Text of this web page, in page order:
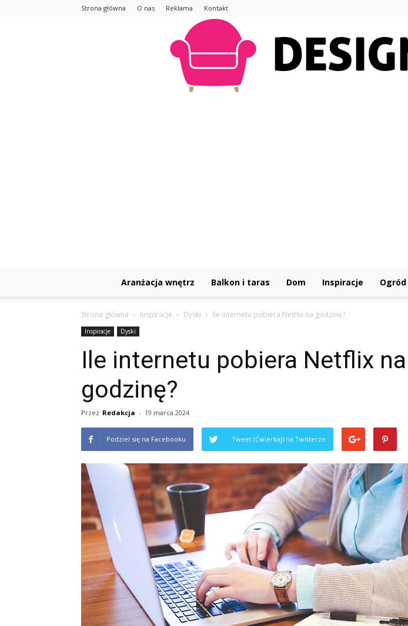
Strona główna O nas Reklama Kontakt
Aranżacja wnętrz Balkon i taras Dom Inspiracje Ogród
Strona główna Inspiracje Dyski Ile internetu pobiera Netflix na godzinę?
Inspiracje Dyski
Ile internetu pobiera Netflix na
godzinę?
Przez Redakcja - 19 marca 2024
Podziel się na Facebooku Tweet (Ćwierkaj) na Twitterze